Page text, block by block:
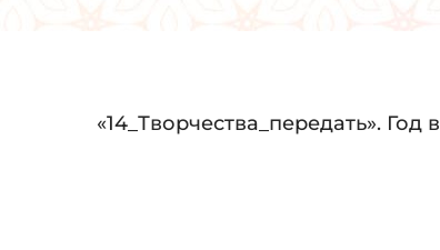
Audio
«14_Творчества_передать».